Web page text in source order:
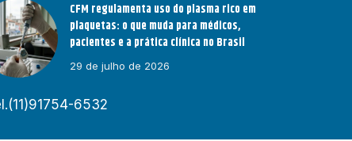
CFM regulamenta uso do plasma rico em
plaquetas: o que muda para médicos,
pacientes e a prática clínica no Brasil
29 de julho de 2026
6532